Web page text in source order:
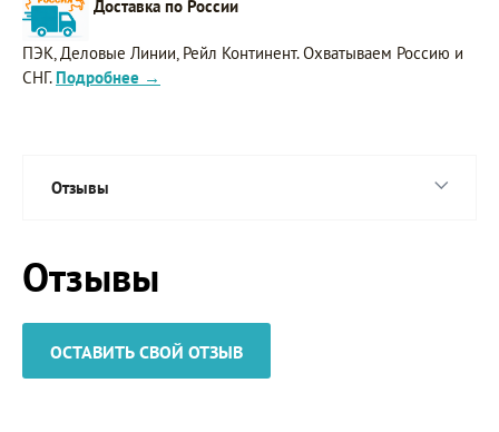
Доставка по России
ПЭК, Деловые Линии, Рейл Континент. Охватываем Россию и
СНГ. Подробнее →
Отзывы
Отзывы
ОСТАВИТЬ СВОЙ ОТЗЫВ